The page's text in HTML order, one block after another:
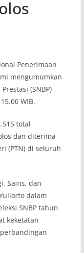
Penerimaan
mengumumkan
(SNBP)
WIB.
total
dan diterima
(PTN) di seluruh
Sains, dan
dalam
SNBP tahun
keketatan